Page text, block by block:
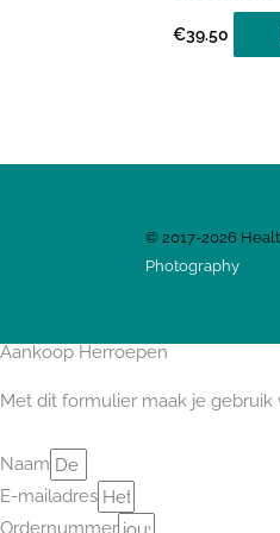
€39.50
© 2017-2026
Photography
Aankoop Herroepen
Met dit formulier maak je
Naam
E-mailadres
Ordernummer